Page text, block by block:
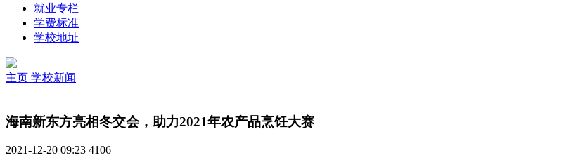
就业专栏
学费标准
学校地址
主页 学校新闻
海南新东方亮相冬交会，助力2021年农产品烹饪大赛
2021-12-20 09:23 4106